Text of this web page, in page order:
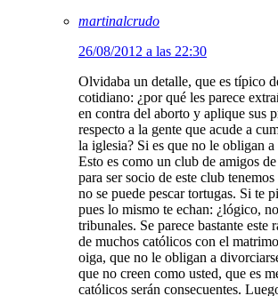
martinalcrudo
26/08/2012 a las 22:30
Olvidaba un detalle, que es típico
cotidiano: ¿por qué les parece
en contra del aborto y aplique sus
respecto a la gente que acude a
la iglesia? Si es que no le obligan
Esto es como un club de amigos
para ser socio de este club
no se puede pescar tortugas. Si te
pues lo mismo te echan: ¿lógico,
tribunales. Se parece bastante este
de muchos católicos con el
oiga, que no le obligan a
que no creen como usted, que es
católicos serán consecuentes.